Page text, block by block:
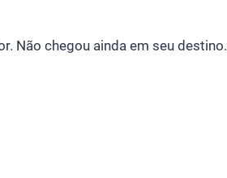
Não chegou ainda em seu destino.